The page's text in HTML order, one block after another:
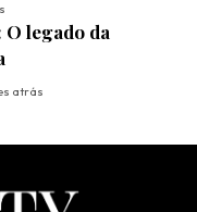
legado da
atrás